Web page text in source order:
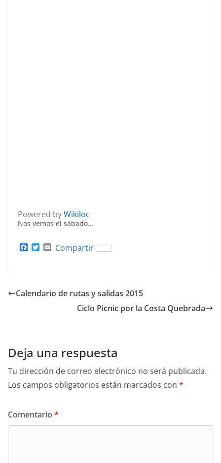
Powered byWikiloc
Nos vemos el sábado…
o
T
r
Compartir
Calendario de rutas y salidas 2015
Ciclo Picnic por la Costa Quebrada
Deja una respuesta
Tu dirección de correo electrónico no será publicada.
Los campos obligatorios están marcados con *
Comentario *